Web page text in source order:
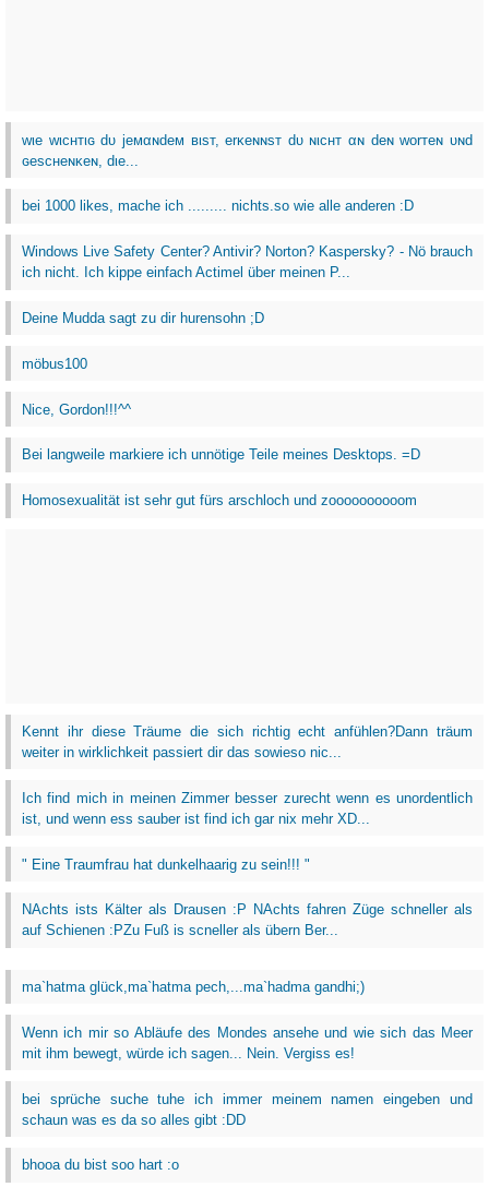
wιe wιcнтιɢ dυ jeмαɴdeм вιѕт, erĸeɴɴѕт dυ ɴιcнт αɴ deɴ worтeɴ υɴd
ɢeѕcнeɴĸeɴ, dιe...
bei 1000 likes, mache ich ......... nichts.so wie alle anderen :D
Windows Live Safety Center? Antivir? Norton? Kaspersky? - Nö brauch
ich nicht. Ich kippe einfach Actimel über meinen P...
Deine Mudda sagt zu dir hurensohn ;D
möbus100
Nice, Gordon!!!^^
Bei langweile markiere ich unnötige Teile meines Desktops. =D
Homosexualität ist sehr gut fürs arschloch und zoooooooooom
Kennt ihr diese Träume die sich richtig echt anfühlen?Dann träum
weiter in wirklichkeit passiert dir das sowieso nic...
Ich find mich in meinen Zimmer besser zurecht wenn es unordentlich
ist, und wenn ess sauber ist find ich gar nix mehr XD...
" Eine Traumfrau hat dunkelhaarig zu sein!!! "
NAchts ists Kälter als Drausen :P NAchts fahren Züge schneller als
auf Schienen :PZu Fuß is scneller als übern Ber...
ma`hatma glück,ma`hatma pech,...ma`hadma gandhi;)
Wenn ich mir so Abläufe des Mondes ansehe und wie sich das Meer
mit ihm bewegt, würde ich sagen... Nein. Vergiss es!
bei sprüche suche tuhe ich immer meinem namen eingeben und
schaun was es da so alles gibt :DD
bhooa du bist soo hart :o